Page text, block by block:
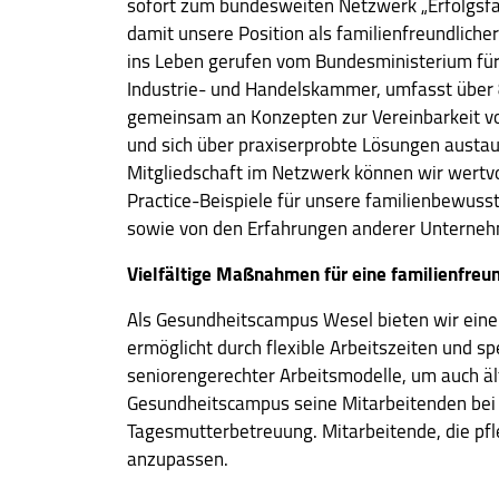
damit unsere Position als
ins Leben gerufen vom Bundesministerium
Industrie- und Handelskammer, umfasst
gemeinsam an Konzepten zur Vereinbarkeit
und sich über praxiserprobte Lösungen
Mitgliedschaft im Netzwerk können wir
Practice-Beispiele für unsere
sowie von den Erfahrungen anderer
Vielfältige Maßnahmen für eine
Als Gesundheitscampus Wesel bieten wir
ermöglicht durch flexible Arbeitszeiten und
seniorengerechter Arbeitsmodelle, um auch
Gesundheitscampus seine Mitarbeitenden
Tagesmutterbetreuung. Mitarbeitende, die
anzupassen.
Cookie
Laufzeit:
STATISTIK
Statistik Cookies erfassen Informationen
anonym. Diese Informationen helfen uns zu
verstehen, wie unsere Besucher unsere
Website nutzen.
Google Tag Manager / Google Analytics
"_ga", "_ga_RS1YYX83LS"
Anbieter: